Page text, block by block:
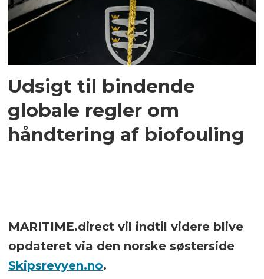
Udsigt til bindende
globale regler om
håndtering af biofouling
MARITIME.direct vil indtil videre blive
opdateret via den norske søsterside
Skipsrevyen.no.